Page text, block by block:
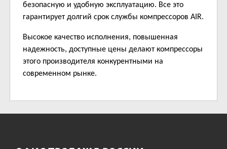
безопасную и удобную эксплуатацию. Все это
гарантирует долгий срок службы компрессоров AIR.
Высокое качество исполнения, повышенная
надежность, доступные цены делают компрессоры
этого производителя конкурентными на
современном рынке.